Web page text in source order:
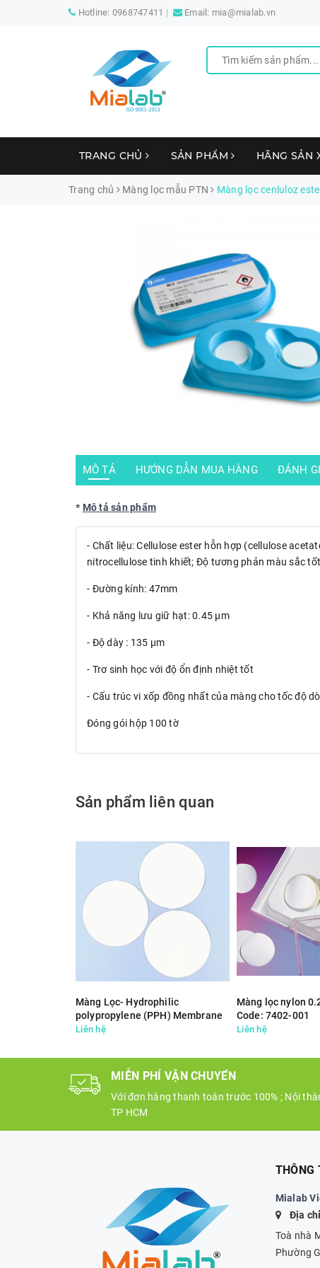
Hotline: 0968747411 Email: mia@mialab.vn
TRANG CHỦ SẢN PHẨM HÃNG SẢN
Trang chủ Màng lọc mẫu PTN Màng lọc cenluloz
MÔ TẢ HƯỚNG DẪN MUA HÀNG ĐÁNH
* Mô tả sản phẩm
- Chất liệu: Cellulose ester hỗn hợp (cellulose
nitrocellulose tinh khiết; Độ tương phản màu sắc
- Đường kính: 47mm
- Khả năng lưu giữ hạt: 0.45 µm
- Độ dày : 135 µm
- Trơ sinh học với độ ổn định nhiệt tốt
- Cấu trúc vi xốp đồng nhất của màng cho tốc độ
Đóng gói hộp 100 tờ
Sản phẩm liên quan
Màng Lọc- Hydrophilic
polypropylene (PPH) Membrane
0.45μm
Liên hệ
Màng lọc nylon
Code: 7402-001
Liên hệ
MIỄN PHÍ VẬN CHUYỂN
Với đơn hàng thanh toán trước 100% ; Nội
TP HCM
THÔNG
Mialab
Địa
Toà nhà
Phường